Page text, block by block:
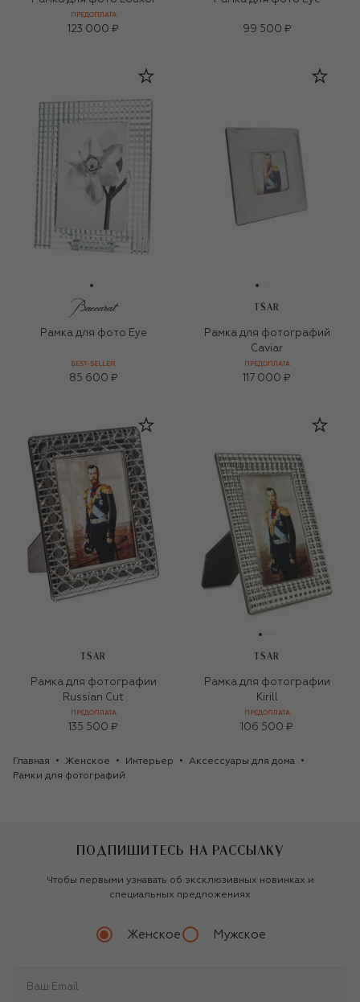
ПРЕДОПЛАТА
123 000 ₽ 99 500 ₽
Рамка для фото Eye
BEST-SELLER
85 600 ₽
TSAR
Рамка для фотографий
Caviar
ПРЕДОПЛАТА
117 000 ₽
TSAR
Рамка для фотографии
Russian Cut
ПРЕДОПЛАТА
135 500 ₽
TSAR
Рамка для фотографии
Kirill
ПРЕДОПЛАТА
106 500 ₽
Главная Женское Интерьер
Аксессуары для дома
Рамки для фотографий
ПОДПИШИТЕСЬ НА РАССЫЛКУ
Чтобы первыми узнавать об эксклюзивных новинках и
специальных предложениях
Женское Мужское